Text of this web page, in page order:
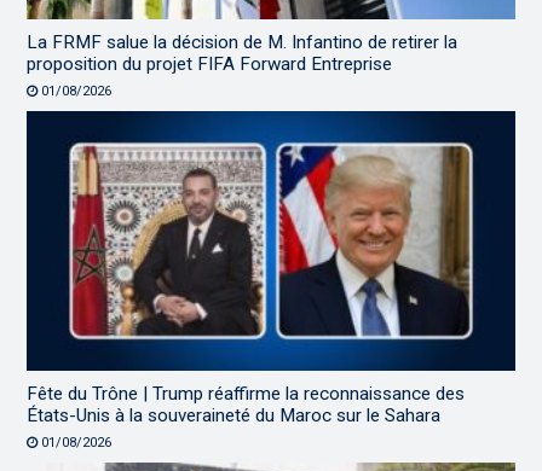
La FRMF salue la décision de M. Infantino de retirer la
proposition du projet FIFA Forward Entreprise
01/08/2026
Fête du Trône | Trump réaffirme la reconnaissance des
États-Unis à la souveraineté du Maroc sur le Sahara
01/08/2026